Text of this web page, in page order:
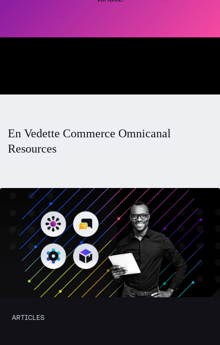
En Vedette Commerce Omnicanal
Resources
ARTICLES